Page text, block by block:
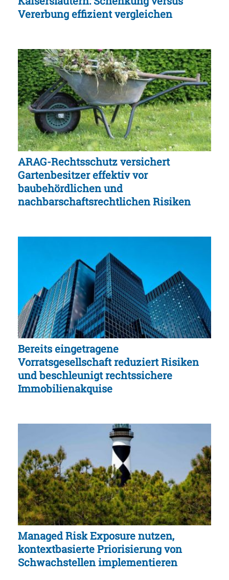
Vererbung effizient vergleichen
ARAG-Rechtsschutz versichert
Gartenbesitzer effektiv vor
baubehördlichen und
nachbarschaftsrechtlichen Risiken
Bereits eingetragene
Vorratsgesellschaft reduziert Risiken
und beschleunigt rechtssichere
Immobilienakquise
Managed Risk Exposure nutzen,
kontextbasierte Priorisierung von
Schwachstellen implementieren